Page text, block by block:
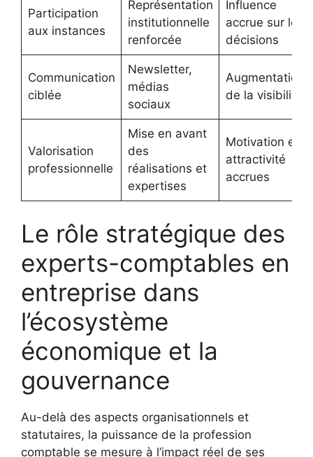
Participation
aux instances
Représentation
institutionnelle
renforcée
Influence
accrue sur les
décisions
Communication
ciblée
Newsletter,
médias
sociaux
Augmentation
de la visibilité
Valorisation
professionnelle
Mise en avant
des
réalisations et
expertises
Motivation et
attractivité
accrues
Le rôle stratégique des
experts-comptables en
entreprise dans
l’écosystème
économique et la
gouvernance
Au-delà des aspects organisationnels et
statutaires, la puissance de la profession
comptable se mesure à l’impact réel de ses